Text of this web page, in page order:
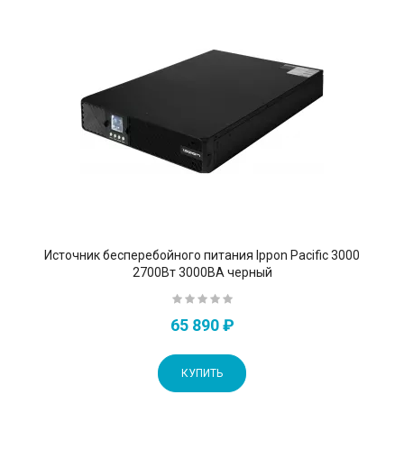
Источник бесперебойного питания Ippon Pacific 3000
2700Вт 3000ВА черный
65 890 ₽
КУПИТЬ